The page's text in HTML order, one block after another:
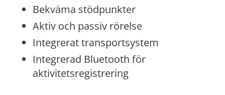
Bekväma stödpunkter
Aktiv och passiv rörelse
Integrerat transportsystem
Integrerad Bluetooth för
aktivitetsregistrering